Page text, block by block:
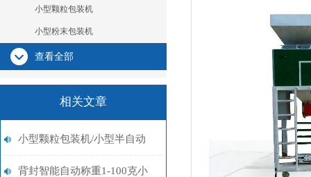
小型颗粒包装机
小型粉末包装机
查看全部
相关文章
小型颗粒包装机/小型半自动
包装机/小型粉末包装机设备
背封智能自动称重1-100克小